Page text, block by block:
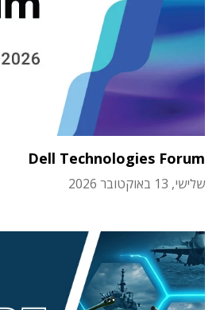
Dell Technologies Forum
שלישי, 13 באוקטובר 2026